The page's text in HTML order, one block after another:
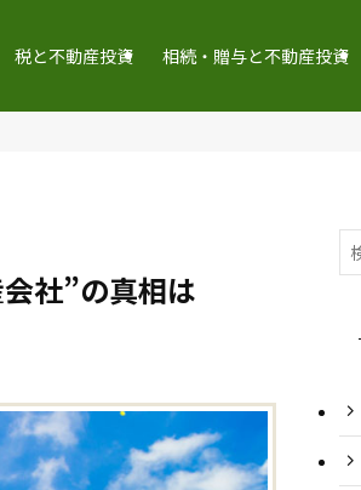
税と不動産投資 相続・贈与と不動産投資
社”の真相は